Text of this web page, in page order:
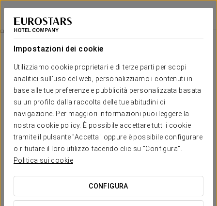
Impostazioni dei cookie
Utilizziamo cookie proprietari e di terze parti per scopi
analitici sull'uso del web, personalizziamo i contenuti in
base alle tue preferenze e pubblicità personalizzata basata
su un profilo dalla raccolta delle tue abitudini di
navigazione. Per maggiori informazioni puoi leggere la
nostra cookie policy. È possibile accettare tutti i cookie
tramite il pulsante "Accetta" oppure è possibile configurare
o rifiutare il loro utilizzo facendo clic su "Configura".
Politica sui cookie
CONFIGURA
Eurostars Diana Palace
PALENCIA
Camere
Camere
Il comfort e il riposo di cui hai
bisogno
L'hotel Eurostars Diana Palace dispone di 65 camere
accoglienti, funzionali e calde, piacevolmente arredate in legno
e marmo. Tutti hanno funzionalità come: smart TV con accesso
gratuito a TV Samsung, macchina per il caffè e connessione
Wi-Fi gratuita. Inoltre, il resto sarà pieno perché ogni stanza è
insonorizzata e alcune di esse hanno un bellissimo terrazzo.